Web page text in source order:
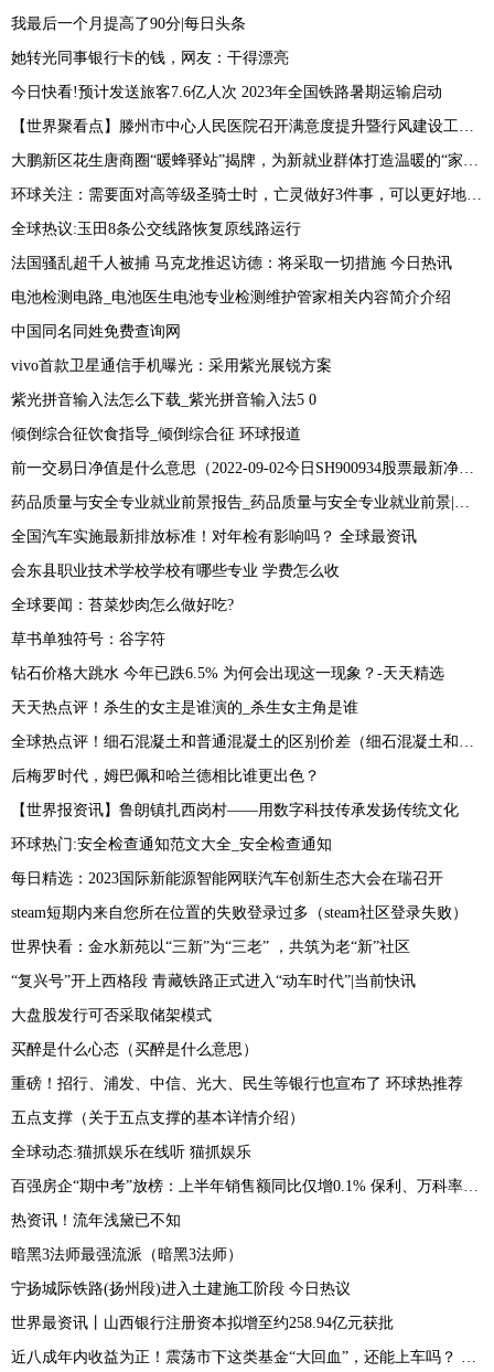
我最后一个月提高了90分|每日头条
她转光同事银行卡的钱，网友：干得漂亮
今日快看!预计发送旅客7.6亿人次 2023年全国铁路暑期运输启动
【世界聚看点】滕州市中心人民医院召开满意度提升暨行风建设工作会议
大鹏新区花生唐商圈“暖蜂驿站”揭牌，为新就业群体打造温暖的“家”_焦点讯息
环球关注：需要面对高等级圣骑士时，亡灵做好3件事，可以更好地保护侍僧
全球热议:玉田8条公交线路恢复原线路运行
法国骚乱超千人被捕 马克龙推迟访德：将采取一切措施 今日热讯
电池检测电路_电池医生电池专业检测维护管家相关内容简介介绍
中国同名同姓免费查询网
vivo首款卫星通信手机曝光：采用紫光展锐方案
紫光拼音输入法怎么下载_紫光拼音输入法5 0
倾倒综合征饮食指导_倾倒综合征 环球报道
前一交易日净值是什么意思（2022-09-02今日SH900934股票最新净值和交易情况） 当前热门
药品质量与安全专业就业前景报告_药品质量与安全专业就业前景|世界短讯
全国汽车实施最新排放标准！对年检有影响吗？ 全球最资讯
会东县职业技术学校学校有哪些专业 学费怎么收
全球要闻：苔菜炒肉怎么做好吃?
草书单独符号：谷字符
钻石价格大跳水 今年已跌6.5% 为何会出现这一现象？-天天精选
天天热点评！杀生的女主是谁演的_杀生女主角是谁
全球热点评！细石混凝土和普通混凝土的区别价差（细石混凝土和普通混凝土的区别有哪些）
后梅罗时代，姆巴佩和哈兰德相比谁更出色？
【世界报资讯】鲁朗镇扎西岗村——用数字科技传承发扬传统文化
环球热门:安全检查通知范文大全_安全检查通知
每日精选：2023国际新能源智能网联汽车创新生态大会在瑞召开
steam短期内来自您所在位置的失败登录过多（steam社区登录失败）
世界快看：金水新苑以“三新”为“三老” ，共筑为老“新”社区
“复兴号”开上西格段 青藏铁路正式进入“动车时代”|当前快讯
大盘股发行可否采取储架模式
买醉是什么心态（买醉是什么意思）
重磅！招行、浦发、中信、光大、民生等银行也宣布了 环球热推荐
五点支撑（关于五点支撑的基本详情介绍）
全球动态:猫抓娱乐在线听 猫抓娱乐
百强房企“期中考”放榜：上半年销售额同比仅增0.1% 保利、万科率先迈入2000亿阵营-热门看点
热资讯！流年浅黛已不知
暗黑3法师最强流派（暗黑3法师）
宁扬城际铁路(扬州段)进入土建施工阶段 今日热议
世界最资讯丨山西银行注册资本拟增至约258.94亿元获批
近八成年内收益为正！震荡市下这类基金“大回血”，还能上车吗？ 世界看点